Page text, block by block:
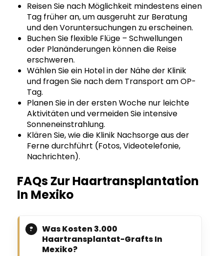
Reisen Sie nach Möglichkeit mindestens einen
Tag früher an, um ausgeruht zur Beratung
und den Voruntersuchungen zu erscheinen.
Buchen Sie flexible Flüge – Schwellungen
oder Planänderungen können die Reise
erschweren.
Wählen Sie ein Hotel in der Nähe der Klinik
und fragen Sie nach dem Transport am OP-
Tag.
Planen Sie in der ersten Woche nur leichte
Aktivitäten und vermeiden Sie intensive
Sonneneinstrahlung.
Klären Sie, wie die Klinik Nachsorge aus der
Ferne durchführt (Fotos, Videotelefonie,
Nachrichten).
FAQs Zur Haartransplantation
In Mexiko
Was Kosten 3.000
Haartransplantat-Grafts In
Mexiko?